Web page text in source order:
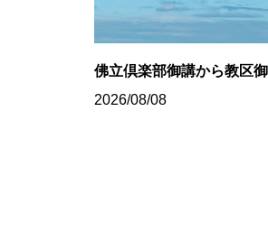
佛立倶楽部御講から教区
2026/08/08